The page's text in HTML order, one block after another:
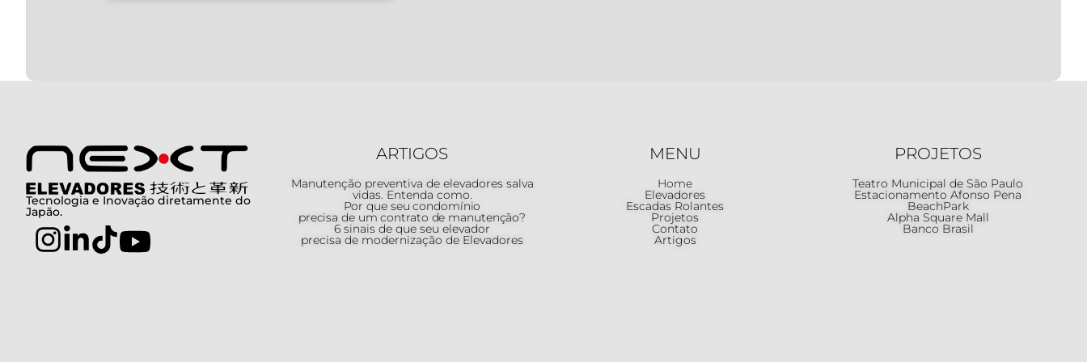
Tecnologia e Inovação diretamente do
Japão.
ARTIGOS
Manutenção preventiva de elevadores salva
vidas. Entenda como.
Por que seu condomínio
precisa de um contrato de manutenção?
6 sinais de que seu elevador
precisa de modernização de Elevadores
MENU
Home
Elevadores
Escadas Rolantes
Projetos
Contato
Artigos
PROJETOS
Teatro Municipal de São Paulo
Estacionamento Afonso Pena
BeachPark
Alpha Square Mall
Banco Brasil